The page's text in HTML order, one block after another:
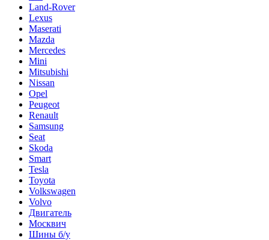
Land-Rover
Lexus
Maserati
Mazda
Mercedes
Mini
Mitsubishi
Nissan
Opel
Peugeot
Renault
Samsung
Seat
Skoda
Smart
Tesla
Toyota
Volkswagen
Volvo
Двигатель
Москвич
Шины б/у